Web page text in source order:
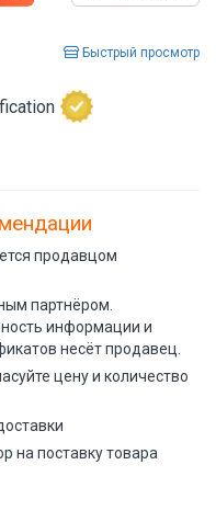
Быстрый просмотр
продавцом
партнёром.
информации и
несёт продавец.
цену и количество
на поставку товара